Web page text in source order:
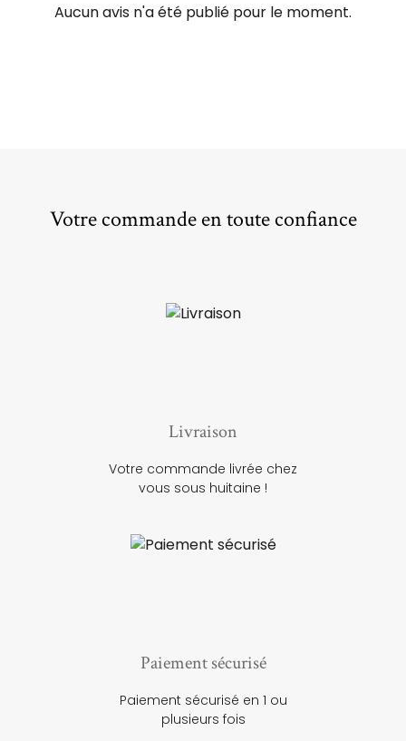
Aucun avis n'a été publié pour le moment.
Votre commande en toute confiance
Livraison
Votre commande livrée chez
vous sous huitaine !
Paiement sécurisé
Paiement sécurisé en 1 ou
plusieurs fois